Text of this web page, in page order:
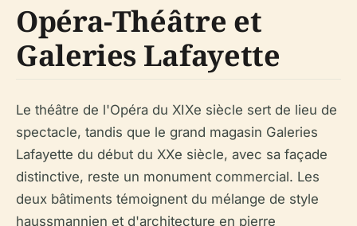
Opéra-Théâtre et
Galeries Lafayette
Le théâtre de l'Opéra du XIXe siècle sert de lieu de
spectacle, tandis que le grand magasin Galeries
Lafayette du début du XXe siècle, avec sa façade
distinctive, reste un monument commercial. Les
deux bâtiments témoignent du mélange de style
haussmannien et d'architecture en pierre